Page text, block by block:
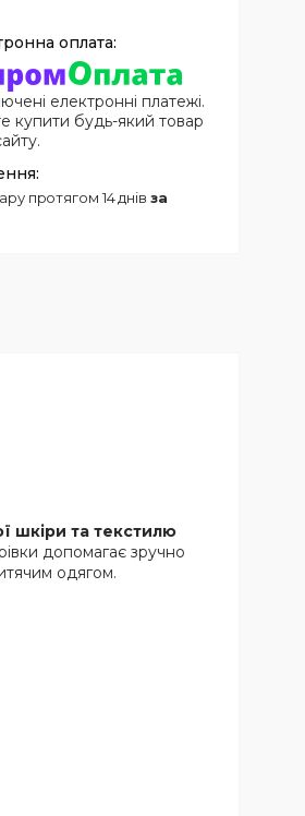
електронні платежі.
купити будь-який товар
протягом 14 днів за
шкіри та текстилю
допомагає зручно
одягом.